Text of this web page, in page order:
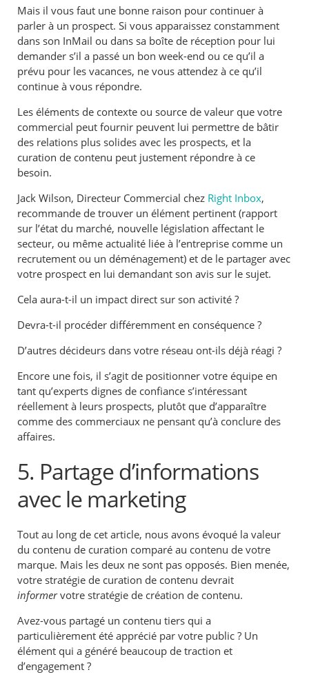
Mais il vous faut une bonne raison pour continuer à
parler à un prospect. Si vous apparaissez constamment
dans son InMail ou dans sa boîte de réception pour lui
demander s’il a passé un bon week-end ou ce qu’il a
prévu pour les vacances, ne vous attendez à ce qu’il
continue à vous répondre.
Les éléments de contexte ou source de valeur que votre
commercial peut fournir peuvent lui permettre de bâtir
des relations plus solides avec les prospects, et la
curation de contenu peut justement répondre à ce
besoin.
Jack Wilson, Directeur Commercial chez Right Inbox,
recommande de trouver un élément pertinent (rapport
sur l’état du marché, nouvelle législation affectant le
secteur, ou même actualité liée à l’entreprise comme un
recrutement ou un déménagement) et de le partager avec
votre prospect en lui demandant son avis sur le sujet.
Cela aura-t-il un impact direct sur son activité ?
Devra-t-il procéder différemment en conséquence ?
D’autres décideurs dans votre réseau ont-ils déjà réagi ?
Encore une fois, il s’agit de positionner votre équipe en
tant qu’experts dignes de confiance s’intéressant
réellement à leurs prospects, plutôt que d’apparaître
comme des commerciaux ne pensant qu’à conclure des
affaires.
5. Partage d’informations
avec le marketing
Tout au long de cet article, nous avons évoqué la valeur
du contenu de curation comparé au contenu de votre
marque. Mais les deux ne sont pas opposés. Bien menée,
votre stratégie de curation de contenu devrait
informervotre stratégie de création de contenu.
Avez-vous partagé un contenu tiers qui a
particulièrement été apprécié par votre public ? Un
élément qui a généré beaucoup de traction et
d’engagement ?